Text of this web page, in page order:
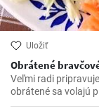
Uložiť
Obrátené
Veľmi radi
obrátené sa volajú
vo vajíčku. Sú